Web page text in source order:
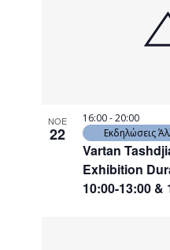
ΝΟΕ
22
Vartan
Exhibition
10:00-13:00 &
16:00-20:00
Εκδηλώσεις